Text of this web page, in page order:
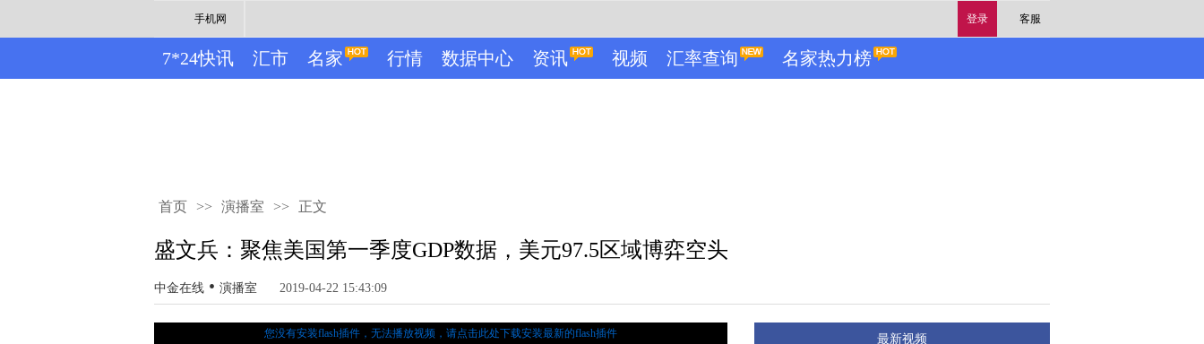
登录 客服
手机网
7*24快讯 汇市 名家 行情 数据中心 资讯 视频 汇率查询 名家热力榜
首页 >> 演播室 >> 正文
盛文兵：聚焦美国第一季度GDP数据，美元97.5区域博弈空头
中金在线 • 演播室 2019-04-22 15:43:09
您没有安装flash插件，无法播放视频， 请点击此处下载安装最新的flash插件 最新视频